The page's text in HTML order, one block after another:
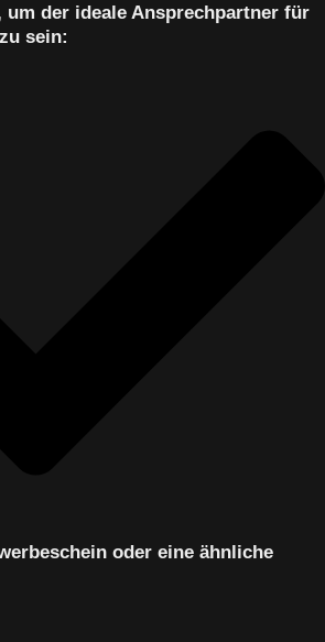
der ideale Ansprechpartner für
sein:
oder eine ähnliche